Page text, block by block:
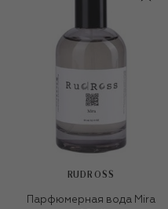
RUDROSS
Парфюмерная вода Mira